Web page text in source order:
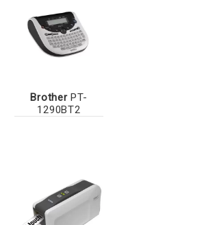
BrotherPT-
1290BT2